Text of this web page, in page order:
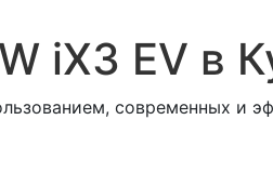
iX3 EV в
современных и